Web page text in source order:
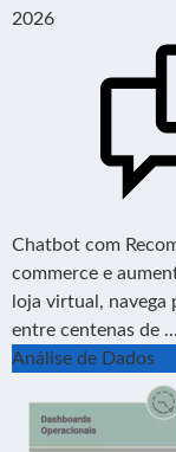
2026
Chatbot com
commerce e
loja virtual, navega
entre centenas de ...
Análise de Dados